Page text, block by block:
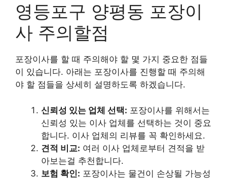
영등포구 양평동 포장이
사 주의할점
포장이사를 할 때 주의해야 할 몇 가지 중요한 점들
이 있습니다. 아래는 포장이사를 진행할 때 주의해
야 할 점들을 상세히 설명하도록 하겠습니다.
신뢰성 있는 업체 선택: 포장이사를 위해서는
신뢰성 있는 이사 업체를 선택하는 것이 중요
합니다. 이사 업체의 리뷰를 꼭 확인하세요.
견적 비교: 여러 이사 업체로부터 견적을 받
아보는걸 추천합니다.
보험 확인: 포장이사는 물건이 손상될 가능성